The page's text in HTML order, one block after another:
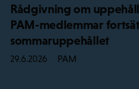
Rådgivning om
PAM-medlemmar
sommaruppehållet
29.6.2026 PAM